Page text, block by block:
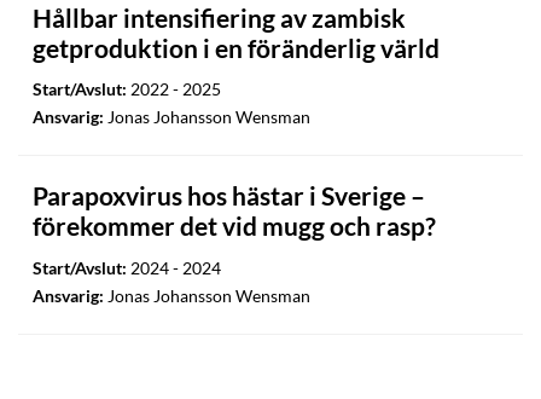
Hållbar intensifiering av zambisk
getproduktion i en föränderlig värld
Start/Avslut: 2022 - 2025
Ansvarig: Jonas Johansson Wensman
Parapoxvirus hos hästar i Sverige –
förekommer det vid mugg och rasp?
Start/Avslut: 2024 - 2024
Ansvarig: Jonas Johansson Wensman